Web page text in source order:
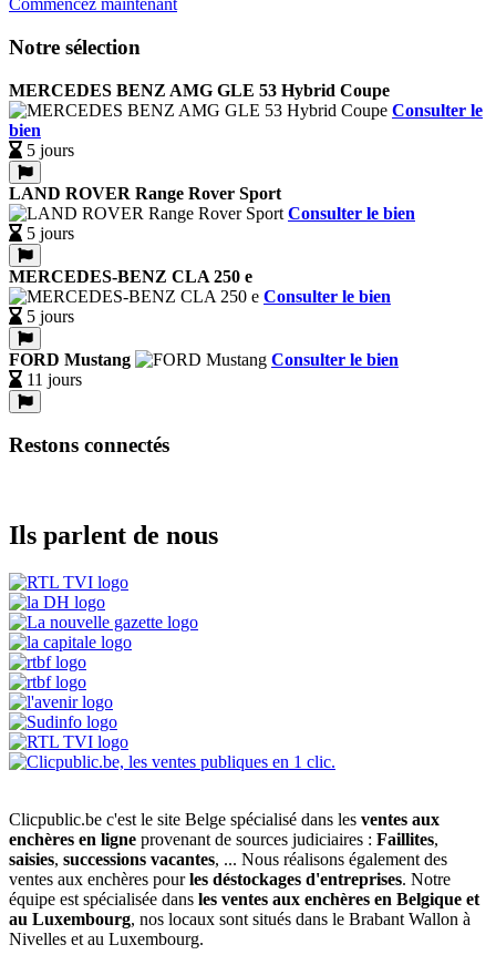
Commencez maintenant
Notre sélection
MERCEDES BENZ AMG GLE 53 Hybrid Coupe
Consulter le
bien
5 jours
LAND ROVER Range Rover Sport
Consulter le bien
5 jours
MERCEDES-BENZ CLA 250 e
Consulter le bien
5 jours
FORD Mustang
Consulter le bien
11 jours
Restons connectés
Ils parlent de nous
Clicpublic.be c'est le site Belge spécialisé dans les ventes aux
enchères en ligne provenant de sources judiciaires : Faillites,
saisies, successions vacantes, ... Nous réalisons également des
ventes aux enchères pourles déstockages d'entreprises. Notre
équipe est spécialisée dans les ventes aux enchères en Belgique et
au Luxembourg, nos locaux sont situés dans le Brabant Wallon à
Nivelles et au Luxembourg.